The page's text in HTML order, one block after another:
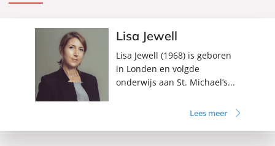
Lisa Jewell
Lisa Jewell (1968) is geboren
in Londen en volgde
onderwijs aan St. Michael’s...
Lees meer